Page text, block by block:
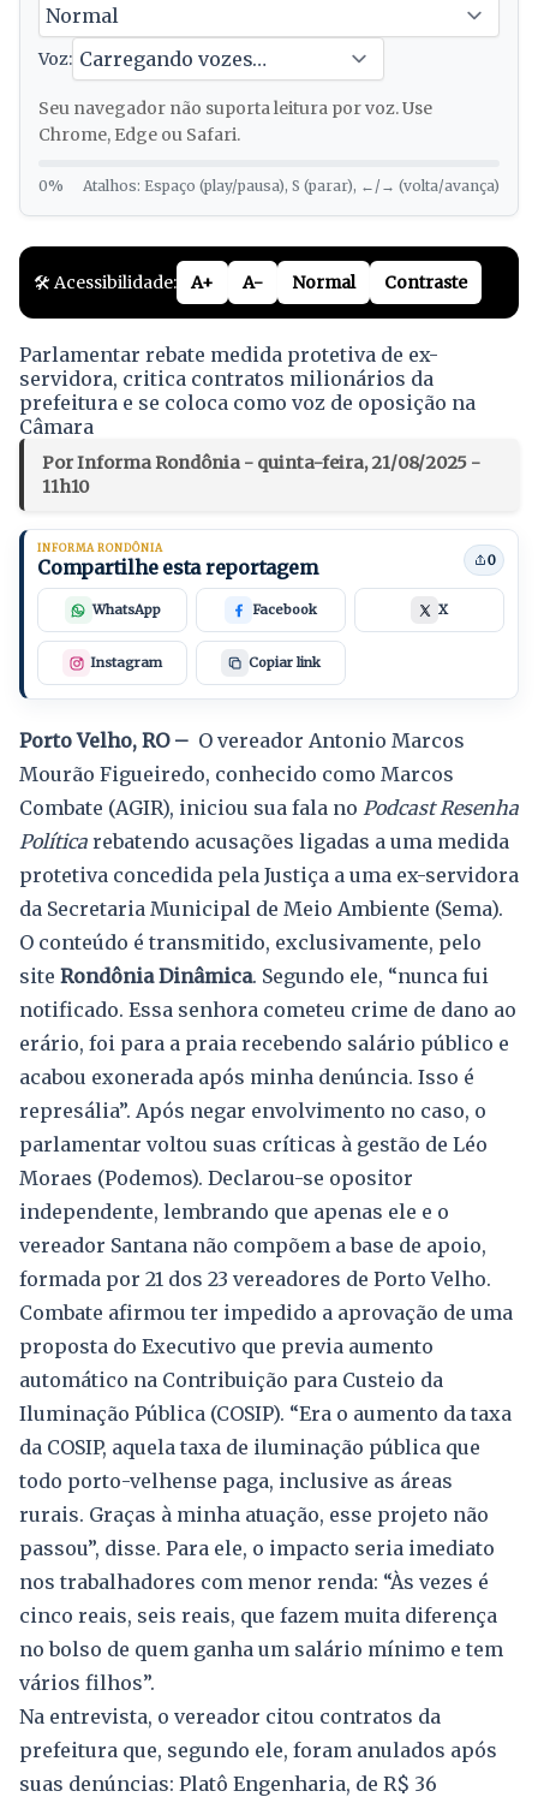
Voz:
Seu navegador não suporta leitura por voz. Use
Chrome, Edge ou Safari.
0% Atalhos: Espaço (play/pausa), S (parar), ←/→ (volta/avança)
🛠️ Acessibilidade: A+ A- Normal Contraste
Parlamentar rebate medida protetiva de ex-
servidora, critica contratos milionários da
prefeitura e se coloca como voz de oposição na
Câmara
Por Informa Rondônia - quinta-feira, 21/08/2025 -
11h10
INFORMA RONDÔNIA
Compartilhe esta reportagem 0
WhatsApp Facebook X
Instagram Copiar link
Porto Velho, RO – O vereador Antonio Marcos
Mourão Figueiredo, conhecido como Marcos
Combate (AGIR), iniciou sua fala no Podcast Resenha
Política rebatendo acusações ligadas a uma medida
protetiva concedida pela Justiça a uma ex-servidora
da Secretaria Municipal de Meio Ambiente (Sema).
O conteúdo é transmitido, exclusivamente, pelo
site Rondônia Dinâmica. Segundo ele, “nunca fui
notificado. Essa senhora cometeu crime de dano ao
erário, foi para a praia recebendo salário público e
acabou exonerada após minha denúncia. Isso é
represália”. Após negar envolvimento no caso, o
parlamentar voltou suas críticas à gestão de Léo
Moraes (Podemos). Declarou-se opositor
independente, lembrando que apenas ele e o
vereador Santana não compõem a base de apoio,
formada por 21 dos 23 vereadores de Porto Velho.
Combate afirmou ter impedido a aprovação de uma
proposta do Executivo que previa aumento
automático na Contribuição para Custeio da
Iluminação Pública (COSIP). “Era o aumento da taxa
da COSIP, aquela taxa de iluminação pública que
todo porto-velhense paga, inclusive as áreas
rurais. Graças à minha atuação, esse projeto não
passou”, disse. Para ele, o impacto seria imediato
nos trabalhadores com menor renda: “Às vezes é
cinco reais, seis reais, que fazem muita diferença
no bolso de quem ganha um salário mínimo e tem
vários filhos”.
Na entrevista, o vereador citou contratos da
prefeitura que, segundo ele, foram anulados após
suas denúncias: Platô Engenharia, de R$ 36